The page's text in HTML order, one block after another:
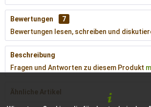
Bewertungen
7
Bewertungen lesen, schreiben und
Beschreibung
Fragen und Antworten zu diesem Produkt
Ähnliche Artikel